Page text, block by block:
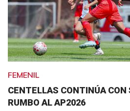
FEMENIL
CENTELLAS CONTINÚA CON
RUMBO AL AP2026